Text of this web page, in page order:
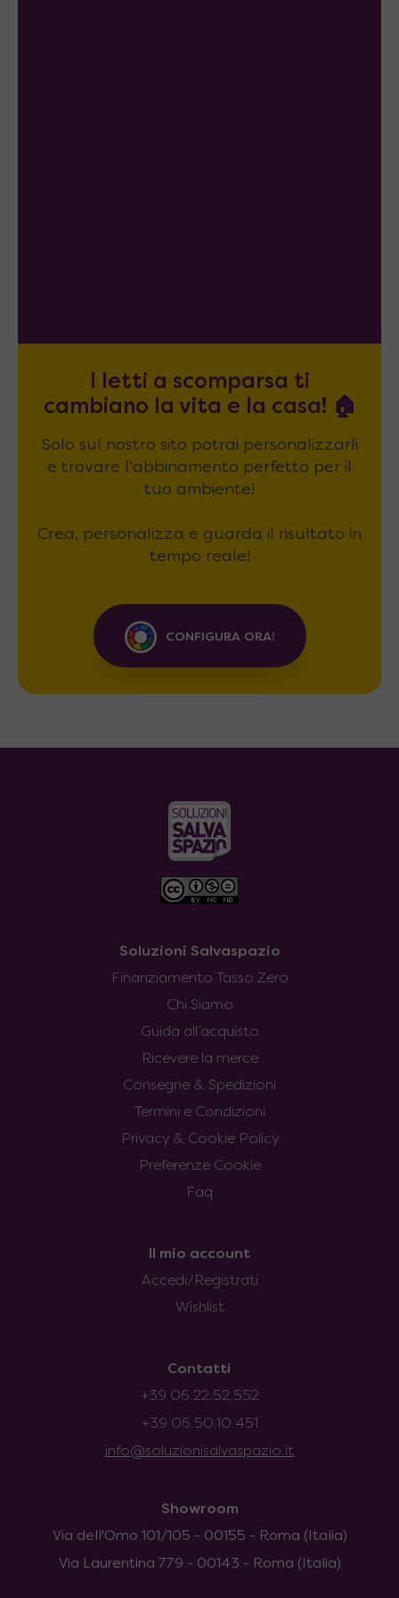
I letti a scomparsa ti
cambiano la vita e la casa! 🏠
Solo sul nostro sito potrai personalizzarli
e trovare l'abbinamento perfetto per il
tuo ambiente!
Crea, personalizza e guarda il risultato in
tempo reale!
CONFIGURA ORA!
Soluzioni Salvaspazio
Finanziamento Tasso Zero
Chi Siamo
Guida all’acquisto
Ricevere la merce
Consegne & Spedizioni
Termini e Condizioni
Privacy & Cookie Policy
Preferenze Cookie
Faq
Il mio account
Accedi/Registrati
Wishlist
Contatti
+39 06.22.52.552
+39 06.50.10.451
info@soluzionisalvaspazio.it
Showroom
Via dell'Omo 101/105 - 00155 - Roma (Italia)
Via Laurentina 779 - 00143 - Roma (Italia)